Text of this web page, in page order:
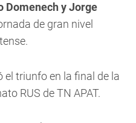
Domenech y Jorge
de gran nivel
el triunfo en la final de la
RUS de TN APAT.